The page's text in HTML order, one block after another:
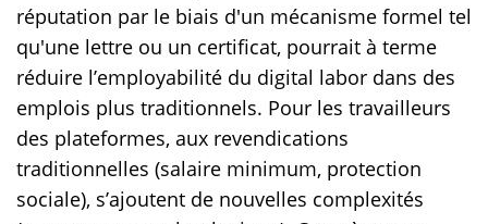
réputation par le biais d'un mécanisme formel tel
qu'une lettre ou un certificat, pourrait à terme
réduire l’employabilité du digital labor dans des
emplois plus traditionnels. Pour les travailleurs
des plateformes, aux revendications
traditionnelles (salaire minimum, protection
sociale), s’ajoutent de nouvelles complexités